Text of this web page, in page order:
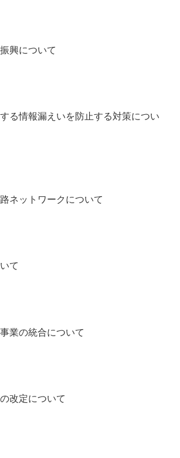
興について
る情報漏えいを防止する対策につい
ネットワークについて
て
業の統合について
改定について